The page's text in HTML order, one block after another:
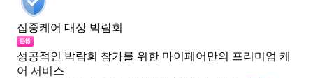
집중케어 대상 박람회
성공적인 박람회 참가를 위한 마이페어만의 프리미엄 케
어 서비스